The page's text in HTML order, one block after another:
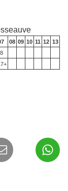
08 09 10 11 12 13